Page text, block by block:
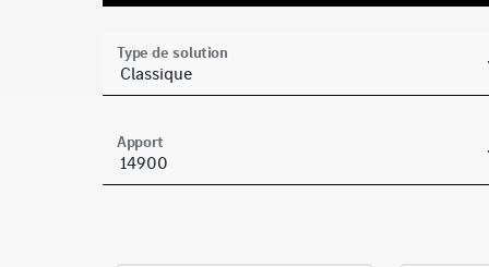
Type de solution
Apport